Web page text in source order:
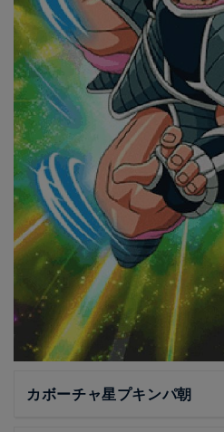
カボーチャ星プキンパ朝